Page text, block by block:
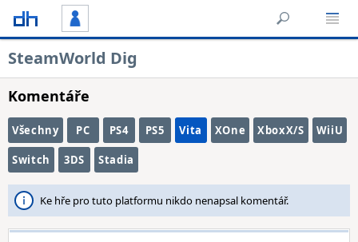
SteamWorld Dig
Komentáře
Všechny PC PS4 PS5 Vita XOne XboxX/S WiiU
Switch 3DS Stadia
Ke hře pro tuto platformu nikdo nenapsal komentář.